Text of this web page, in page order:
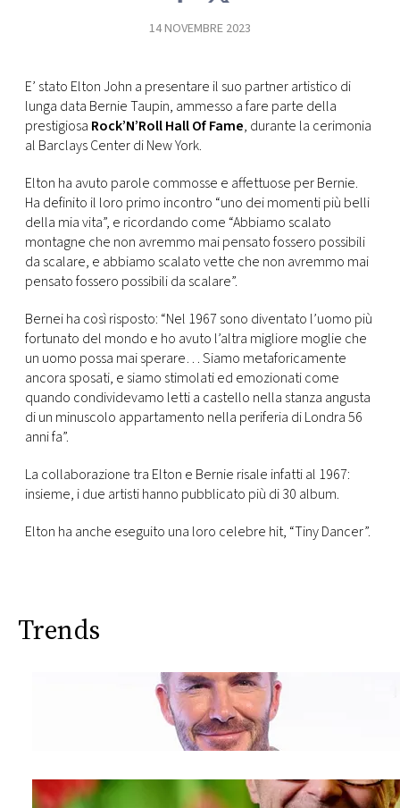
CONCORSI
EVENTI
VIDEO
TV
DI
MONACO
RMC
CONSIGLIA
14 NOVEMBRE 2023
E’ stato Elton John a presentare il suo partner artistico di
lunga data Bernie Taupin, ammesso a fare parte della
prestigiosa Rock’N’Roll Hall Of Fame, durante la cerimonia
al Barclays Center di New York.
Elton ha avuto parole commosse e affettuose per Bernie.
Ha definito il loro primo incontro “uno dei momenti più belli
della mia vita”, e ricordando come “Abbiamo scalato
montagne che non avremmo mai pensato fossero possibili
da scalare, e abbiamo scalato vette che non avremmo mai
pensato fossero possibili da scalare”.
Bernei ha così risposto: “Nel 1967 sono diventato l’uomo più
fortunato del mondo e ho avuto l’altra migliore moglie che
un uomo possa mai sperare… Siamo metaforicamente
ancora sposati, e siamo stimolati ed emozionati come
quando condividevamo letti a castello nella stanza angusta
di un minuscolo appartamento nella periferia di Londra 56
anni fa”.
La collaborazione tra Elton e Bernie risale infatti al 1967:
insieme, i due artisti hanno pubblicato più di 30 album.
Elton ha anche eseguito una loro celebre hit, “Tiny Dancer”.
Trends